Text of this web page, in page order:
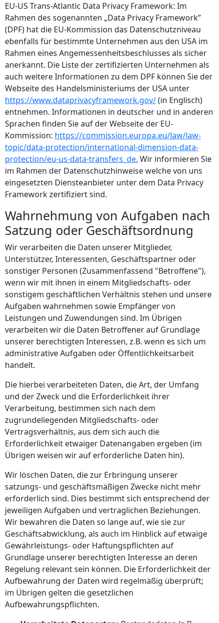
EU-US Trans-Atlantic Data Privacy Framework: Im
Rahmen des sogenannten „Data Privacy Framework”
(DPF) hat die EU-Kommission das Datenschutzniveau
ebenfalls für bestimmte Unternehmen aus den USA im
Rahmen eines Angemessenheitsbeschlusses als sicher
anerkannt. Die Liste der zertifizierten Unternehmen als
auch weitere Informationen zu dem DPF können Sie der
Webseite des Handelsministeriums der USA unter
https://www.dataprivacyframework.gov/(in Englisch)
entnehmen. Informationen in deutscher und in anderen
Sprachen finden Sie auf der Webseite der EU-
Kommission: https://commission.europa.eu/law/law-
topic/data-protection/international-dimension-data-
protection/eu-us-data-transfers_de. Wir informieren Sie
im Rahmen der Datenschutzhinweise welche von uns
eingesetzten Diensteanbieter unter dem Data Privacy
Framework zertifiziert sind.
Wahrnehmung von Aufgaben nach
Satzung oder Geschäftsordnung
Wir verarbeiten die Daten unserer Mitglieder,
Unterstützer, Interessenten, Geschäftspartner oder
sonstiger Personen (Zusammenfassend "Betroffene"),
wenn wir mit ihnen in einem Mitgliedschafts- oder
sonstigem geschäftlichen Verhältnis stehen und unsere
Aufgaben wahrnehmen sowie Empfänger von
Leistungen und Zuwendungen sind. Im Übrigen
verarbeiten wir die Daten Betroffener auf Grundlage
unserer berechtigten Interessen, z.B. wenn es sich um
administrative Aufgaben oder Öffentlichkeitsarbeit
handelt.
Die hierbei verarbeiteten Daten, die Art, der Umfang
und der Zweck und die Erforderlichkeit ihrer
Verarbeitung, bestimmen sich nach dem
zugrundeliegenden Mitgliedschafts- oder
Vertragsverhältnis, aus dem sich auch die
Erforderlichkeit etwaiger Datenangaben ergeben (im
Übrigen weisen wir auf erforderliche Daten hin).
Wir löschen Daten, die zur Erbringung unserer
satzungs- und geschäftsmäßigen Zwecke nicht mehr
erforderlich sind. Dies bestimmt sich entsprechend der
jeweiligen Aufgaben und vertraglichen Beziehungen.
Wir bewahren die Daten so lange auf, wie sie zur
Geschäftsabwicklung, als auch im Hinblick auf etwaige
Gewährleistungs- oder Haftungspflichten auf
Grundlage unserer berechtigten Interesse an deren
Regelung relevant sein können. Die Erforderlichkeit der
Aufbewahrung der Daten wird regelmäßig überprüft;
im Übrigen gelten die gesetzlichen
Aufbewahrungspflichten.